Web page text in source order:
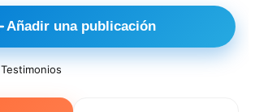
Añadir una publicación
Testimonios